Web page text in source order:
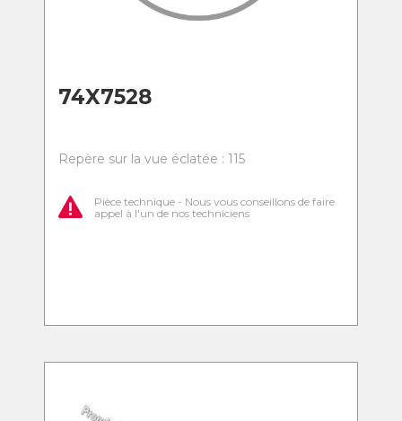
74X7528
Repère sur la vue éclatée : 115
Pièce technique - Nous vous conseillons de faire
appel à l'un de nos techniciens